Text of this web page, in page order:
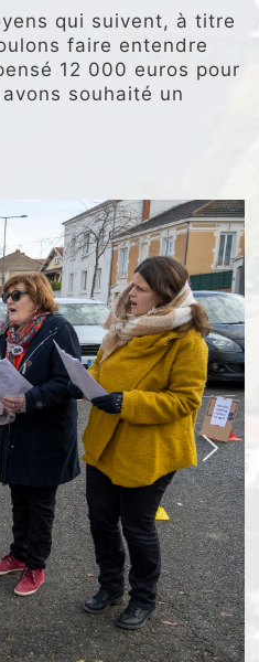
qui suivent, à titre
faire entendre
12 000 euros pour
souhaité un